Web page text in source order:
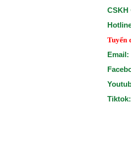
CSKH
Tuyển
Email: